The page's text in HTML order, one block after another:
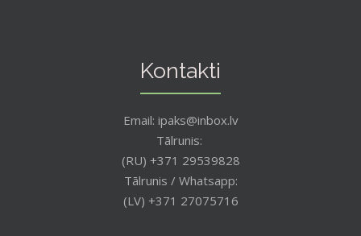
Kontakti
Email: ipaks@inbox.lv
Tālrunis:
(RU) +371 29539828
Tālrunis / Whatsapp:
(LV) +371 27075716